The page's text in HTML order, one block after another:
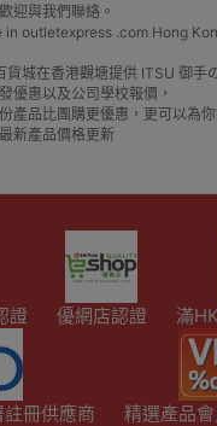
迎與我們聯絡。
in outletexpress .com Hong
貨城在香港觀塘提供 ITSU 御手
優惠以及公司學校報價，
產品比團購更優惠，更可以為
新產品價格更新
證 優網店認證 滿
冊供應商 精選產品